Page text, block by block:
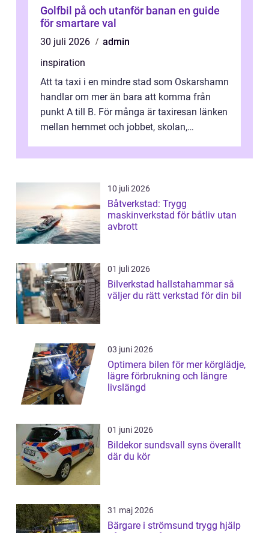
Golfbil på och utanför banan en guide
för smartare val
30 juli 2026
admin
inspiration
Att ta taxi i en mindre stad som Oskarshamn
handlar om mer än bara att komma från
punkt A till B. För många är taxiresan länken
mellan hemmet och jobbet, skolan,
10 juli 2026
Båtverkstad: Trygg
maskinverkstad för båtliv utan
avbrott
01 juli 2026
Bilverkstad hallstahammar så
väljer du rätt verkstad för din bil
03 juni 2026
Optimera bilen för mer körglädje,
lägre förbrukning och längre
livslängd
01 juni 2026
Bildekor sundsvall syns överallt
där du kör
31 maj 2026
Bärgare i strömsund trygg hjälp